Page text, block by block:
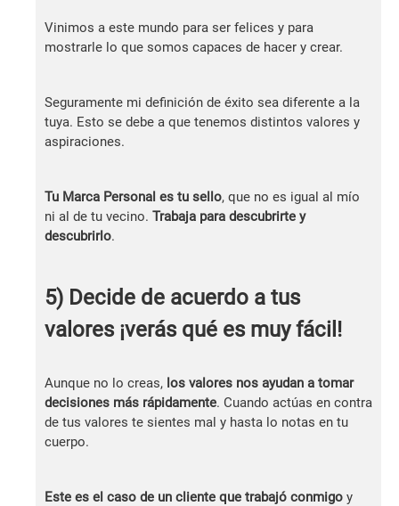
Vinimos a este mundo para ser felices y para
mostrarle lo que somos capaces de hacer y crear.
Seguramente mi definición de éxito sea diferente a la
tuya. Esto se debe a que tenemos distintos valores y
aspiraciones.
Tu Marca Personal es tu sello, que no es igual al mío
ni al de tu vecino. Trabaja para descubrirte y
descubrirlo.
5) Decide de acuerdo a tus
valores ¡verás qué es muy fácil!
Aunque no lo creas, los valores nos ayudan a tomar
decisiones más rápidamente. Cuando actúas en contra
de tus valores te sientes mal y hasta lo notas en tu
cuerpo.
Este es el caso de un cliente que trabajó conmigo y